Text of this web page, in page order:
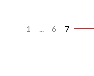
1 ... 6 7